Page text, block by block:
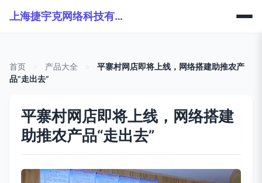
上海捷宇克网络科技有限公司
首页 产品大全
平寨村网店即将上线，网络搭建助推农产
品“走出去”
平寨村网店即将上线，网络搭建
助推农产品“走出去”